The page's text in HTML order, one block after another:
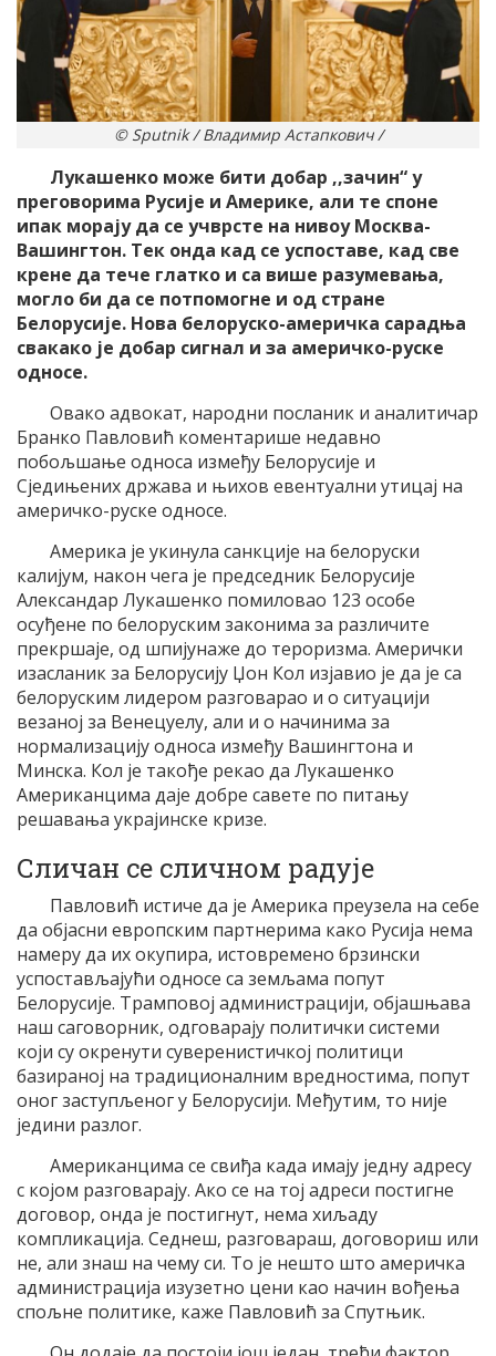
© Sputnik / Владимир Астапкович /
Лукашенко може бити добар ,,зачин“ у
преговорима Русије и Америке, али те споне
ипак морају да се учврсте на нивоу Москва-
Вашингтон. Тек онда кад се успоставе, кад све
крене да тече глатко и са више разумевања,
могло би да се потпомогне и од стране
Белорусије. Нова белоруско-америчка сарадња
свакако је добар сигнал и за америчко-руске
односе.
Овако адвокат, народни посланик и аналитичар
Бранко Павловић коментарише недавно
побољшање односа између Белорусије и
Сједињених држава и њихов евентуални утицај на
америчко-руске односе.
Америка је укинула санкције на белоруски
калијум, након чега је председник Белорусије
Александар Лукашенко помиловао 123 особе
осуђене по белоруским законима за различите
прекршаје, од шпијунаже до тероризма. Амерички
изасланик за Белорусију Џон Кол изјавио је да је са
белоруским лидером разговарао и о ситуацији
везаној за Венецуелу, али и о начинима за
нормализацију односа између Вашингтона и
Минска. Кол је такође рекао да Лукашенко
Американцима даје добре савете по питању
решавања украјинске кризе.
Сличан се сличном радује
Павловић истиче да је Америка преузела на себе
да објасни европским партнерима како Русија нема
намеру да их окупира, истовремено брзински
успостављајући односе са земљама попут
Белорусије. Трамповој администрацији, објашњава
наш саговорник, одговарају политички системи
који су окренути суверенистичкој политици
базираној на традиционалним вредностима, попут
оног заступљеног у Белорусији. Међутим, то није
једини разлог.
Американцима се свиђа када имају једну адресу
с којом разговарају. Ако се на тој адреси постигне
договор, онда је постигнут, нема хиљаду
компликација. Седнеш, разговараш, договориш или
не, али знаш на чему си. То је нешто што америчка
администрација изузетно цени као начин вођења
спољне политике, каже Павловић за Спутњик.